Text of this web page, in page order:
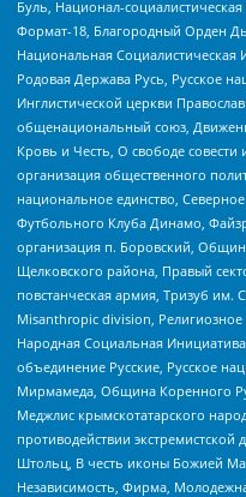
Буль, Национал-
Формат-18, Благородный Орден
Национальная
Родовая Держава Русь, Русское
Инглистической церкви
общенациональный союз,
Кровь и Честь, О свободе
организация общественного
национальное единство,
Футбольного Клуба Динамо,
организация п. Боровский,
Щелковского района, Правый
повстанческая армия, Тризуб им.
Misanthropic division,
Народная Социальная
объединение Русские, Русское
Мирмамеда, Община Коренного
Меджлис крымскотатарского
противодействии
Штольц, В честь иконы Божией
Независимость, Фирма,